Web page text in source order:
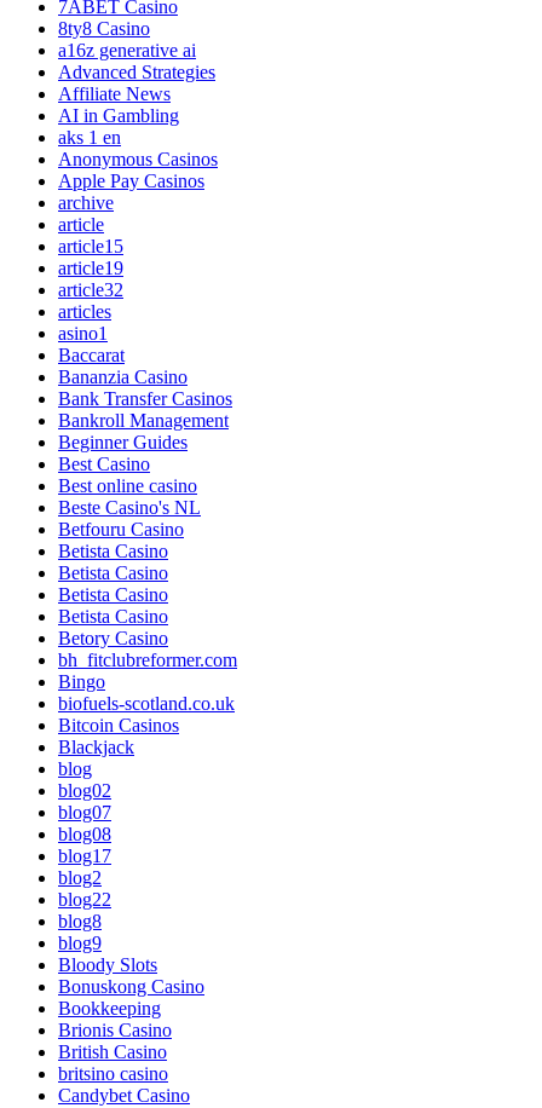
7ABET Casino
8ty8 Casino
a16z generative ai
Advanced Strategies
Affiliate News
AI in Gambling
aks 1 en
Anonymous Casinos
Apple Pay Casinos
archive
article
article15
article19
article32
articles
asino1
Baccarat
Bananzia Casino
Bank Transfer Casinos
Bankroll Management
Beginner Guides
Best Casino
Best online casino
Beste Casino's NL
Betfouru Casino
Betista Casino
Betista Casino
Betista Casino
Betista Casino
Betory Casino
bh_fitclubreformer.com
Bingo
biofuels-scotland.co.uk
Bitcoin Casinos
Blackjack
blog
blog02
blog07
blog08
blog17
blog2
blog22
blog8
blog9
Bloody Slots
Bonuskong Casino
Bookkeeping
Brionis Casino
British Casino
britsino casino
Candybet Casino